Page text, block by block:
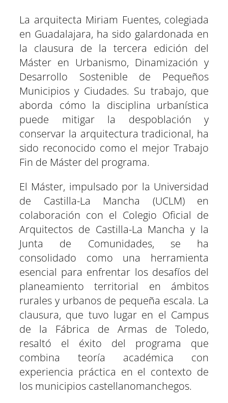
p
a
r
t
i
r
e
n
w
i
t
t
e
r
)
p
a
r
t
i
r
e
b
o
o
k
p
a
r
t
i
r
e
n
t
s
A
p
p
p
a
r
t
i
r
e
e
g
r
a
m
p
a
r
t
i
r
e
n
t
e
r
e
s
t
p
a
r
t
i
r
e
n
k
e
d
I
n
La arquitecta Miriam Fuentes, colegiada
en Guadalajara, ha sido galardonada en
la clausura de la tercera edición del
Máster en Urbanismo, Dinamización y
Desarrollo Sostenible de Pequeños
Municipios y Ciudades. Su trabajo, que
aborda cómo la disciplina urbanística
puede mitigar la despoblación y
conservar la arquitectura tradicional, ha
sido reconocido como el mejor Trabajo
Fin de Máster del programa.
El Máster, impulsado por la Universidad
de Castilla-La Mancha (UCLM) en
colaboración con el Colegio Oficial de
Arquitectos de Castilla-La Mancha y la
Junta de Comunidades, se ha
consolidado como una herramienta
esencial para enfrentar los desafíos del
planeamiento territorial en ámbitos
rurales y urbanos de pequeña escala. La
clausura, que tuvo lugar en el Campus
de la Fábrica de Armas de Toledo,
resaltó el éxito del programa que
combina teoría académica con
experiencia práctica en el contexto de
los municipios castellanomanchegos.